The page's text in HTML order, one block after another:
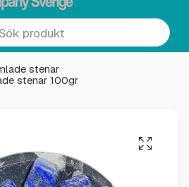
stenar
stenar 100gr